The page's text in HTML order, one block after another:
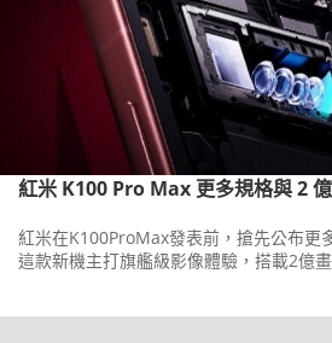
紅米 K100 Pro Max 更多規格與 2
紅米在K100ProMax發表前，搶先公布更
這款新機主打旗艦級影像體驗，搭載2億